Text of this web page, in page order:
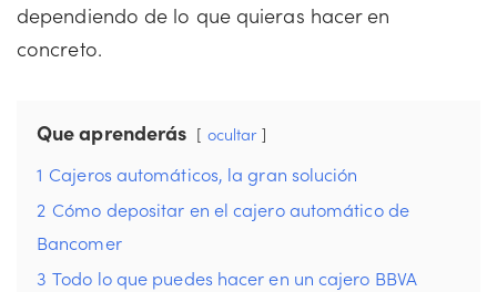
dependiendo de lo que quieras hacer en
concreto.
Que aprenderás ocultar
1 Cajeros automáticos, la gran solución
2 Cómo depositar en el cajero automático de
Bancomer
3 Todo lo que puedes hacer en un cajero BBVA